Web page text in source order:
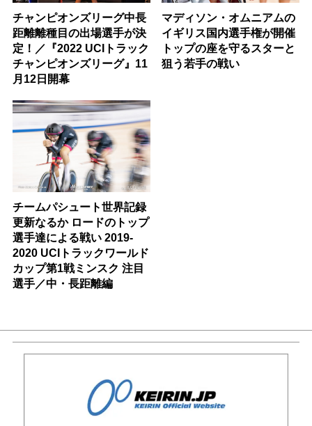
チャンピオンズリーグ中長
距離離種目の出場選手が決
定！／『2022 UCIトラック
チャンピオンズリーグ』11
月12日開幕
マディソン・オムニアムの
イギリス国内選手権が開催
トップの座を守るスターと
狙う若手の戦い
チームパシュート世界記録
更新なるか ロードのトップ
選手達による戦い 2019-
2020 UCIトラックワールド
カップ第1戦ミンスク 注目
選手／中・長距離編